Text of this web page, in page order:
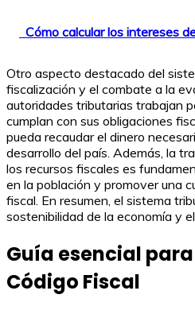
Cómo calcular los intereses
Otro aspecto destacado del
fiscalización y el combate a la
autoridades tributarias trabajan
cumplan con sus obligaciones
pueda recaudar el dinero
desarrollo del país. Además, la
los recursos fiscales es
en la población y promover una
fiscal. En resumen, el sistema
sostenibilidad de la economía y
Guía esencial
Código Fiscal